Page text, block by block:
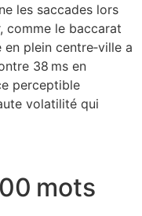
les saccades lors
comme le baccarat
plein centre‑ville a
38 ms en
perceptible
volatilité qui
mots